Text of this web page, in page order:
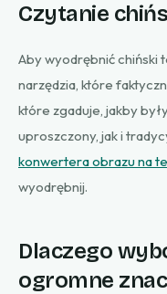
Czytanie
Aby wyodrębnić chiński
narzędzia, które
które zgaduje, jakby
uproszczony, jak i
konwertera obrazu na
wyodrębnij.
Dlaczego
ogromne